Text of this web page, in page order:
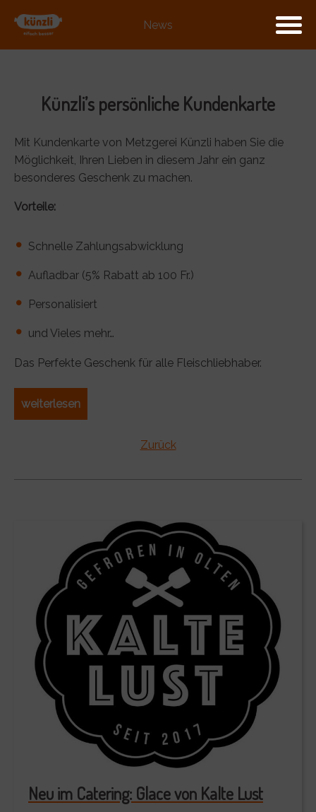
News
Künzli’s persönliche Kundenkarte
Mit Kundenkarte von Metzgerei Künzli haben Sie die
Möglichkeit, Ihren Lieben in diesem Jahr ein ganz
besonderes Geschenk zu machen.
Vorteile:
Schnelle Zahlungsabwicklung
Aufladbar (5% Rabatt ab 100 Fr.)
Personalisiert
und Vieles mehr…
Das Perfekte Geschenk für alle Fleischliebhaber.
weiterlesen
Zurück
Neu im Catering: Glace von Kalte Lust